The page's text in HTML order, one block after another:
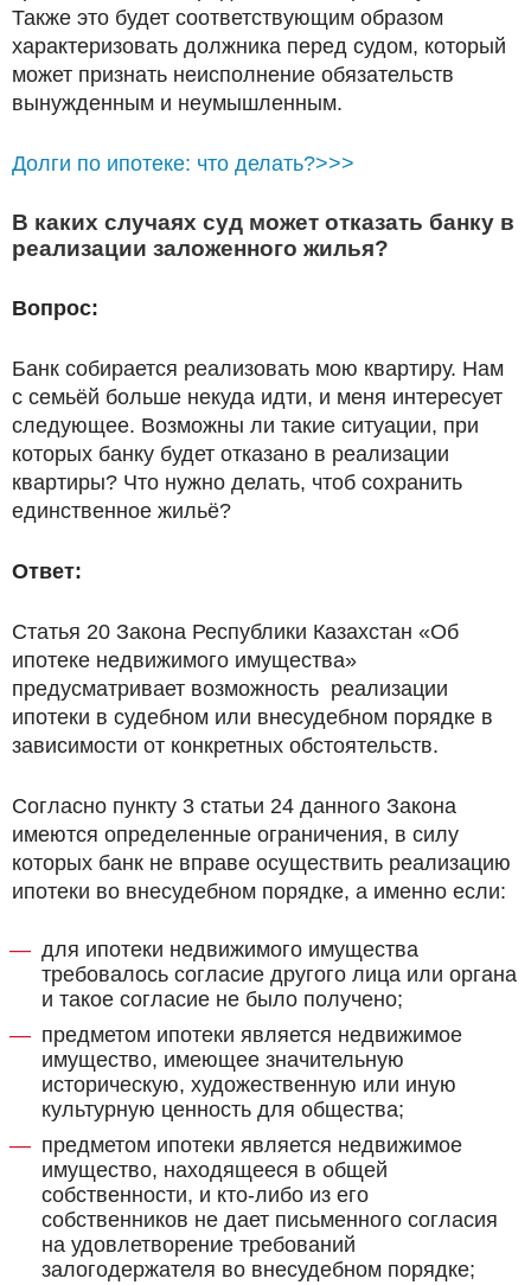
Также это будет соответствующим образом
характеризовать должника перед судом, который
может признать неисполнение обязательств
вынужденным и неумышленным.
Долги по ипотеке: что делать?>>>
В каких случаях суд может отказать банку в
реализации заложенного жилья?
Вопрос:
Банк собирается реализовать мою квартиру. Нам
с семьёй больше некуда идти, и меня интересует
следующее. Возможны ли такие ситуации, при
которых банку будет отказано в реализации
квартиры? Что нужно делать, чтоб сохранить
единственное жильё?
Ответ:
Статья 20 Закона Республики Казахстан «Об
ипотеке недвижимого имущества»
предусматривает возможность реализации
ипотеки в судебном или внесудебном порядке в
зависимости от конкретных обстоятельств.
Согласно пункту 3 статьи 24 данного Закона
имеются определенные ограничения, в силу
которых банк не вправе осуществить реализацию
ипотеки во внесудебном порядке, а именно если:
для ипотеки недвижимого имущества
требовалось согласие другого лица или органа
и такое согласие не было получено;
предметом ипотеки является недвижимое
имущество, имеющее значительную
историческую, художественную или иную
культурную ценность для общества;
предметом ипотеки является недвижимое
имущество, находящееся в общей
собственности, и кто-либо из его
собственников не дает письменного согласия
на удовлетворение требований
залогодержателя во внесудебном порядке;